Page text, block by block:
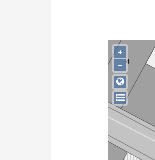
+
−